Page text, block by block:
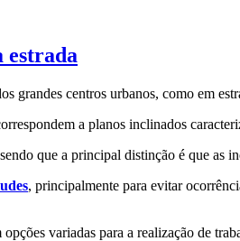
estrada
grandes centros urbanos, como em
a planos inclinados
que a principal distinção é que as
, principalmente para evitar
variadas para a realização de